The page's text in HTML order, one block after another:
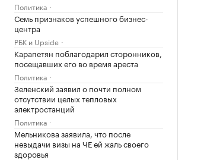
Политика
Семь признаков успешного бизнес-
центра
РБК и Upside
Карапетян поблагодарил сторонников,
посещавших его во время ареста
Политика
Зеленский заявил о почти полном
отсутствии целых тепловых
электростанций
Политика
Мельникова заявила, что после
невыдачи визы на ЧЕ ей жаль своего
здоровья